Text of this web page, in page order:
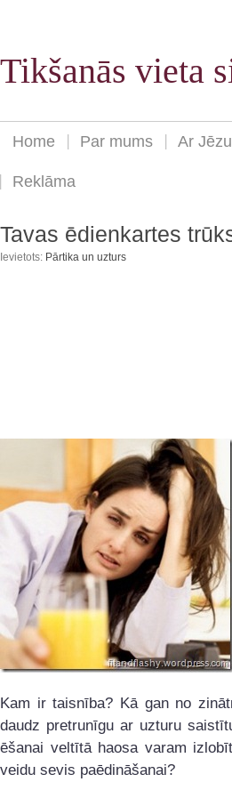
Tikšanās vieta
Home Par mums Ar Jēzu
Reklāma
Tavas ēdienkartes
Ievietots: Pārtika un uzturs
Kam ir taisnība? Kā gan no
daudz pretrunīgu ar uzturu
ēšanai veltītā haosa varam
veidu sevis paēdināšanai?